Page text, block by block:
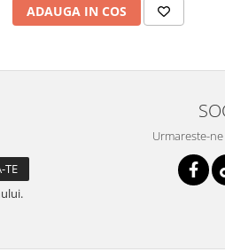
ADAUGA IN COS
Urmareste-